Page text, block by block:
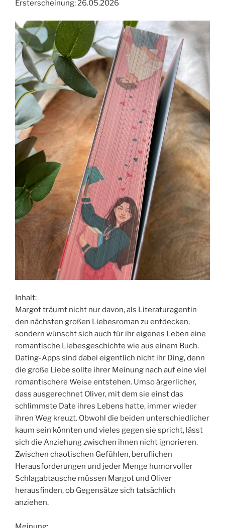
Ersterscheinung: 26.05.2026
Inhalt:
Margot träumt nicht nur davon, als Literaturagentin
den nächsten großen Liebesroman zu entdecken,
sondern wünscht sich auch für ihr eigenes Leben eine
romantische Liebesgeschichte wie aus einem Buch.
Dating-Apps sind dabei eigentlich nicht ihr Ding, denn
die große Liebe sollte ihrer Meinung nach auf eine viel
romantischere Weise entstehen. Umso ärgerlicher,
dass ausgerechnet Oliver, mit dem sie einst das
schlimmste Date ihres Lebens hatte, immer wieder
ihren Weg kreuzt. Obwohl die beiden unterschiedlicher
kaum sein könnten und vieles gegen sie spricht, lässt
sich die Anziehung zwischen ihnen nicht ignorieren.
Zwischen chaotischen Gefühlen, beruflichen
Herausforderungen und jeder Menge humorvoller
Schlagabtausche müssen Margot und Oliver
herausfinden, ob Gegensätze sich tatsächlich
anziehen.